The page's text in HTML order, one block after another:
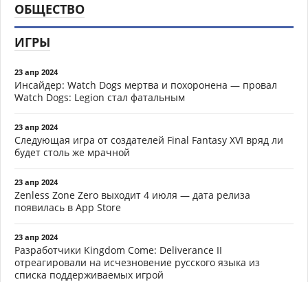
ОБЩЕСТВО
ИГРЫ
23 апр 2024
Инсайдер: Watch Dogs мертва и похоронена — провал
Watch Dogs: Legion стал фатальным
23 апр 2024
Следующая игра от создателей Final Fantasy XVI вряд ли
будет столь же мрачной
23 апр 2024
Zenless Zone Zero выходит 4 июля — дата релиза
появилась в App Store
23 апр 2024
Разработчики Kingdom Come: Deliverance II
отреагировали на исчезновение русского языка из
списка поддерживаемых игрой